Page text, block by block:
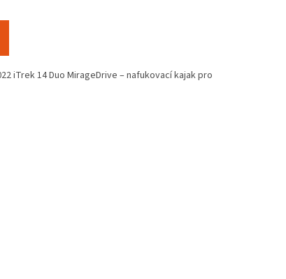
iTrek 14 Duo MirageDrive – nafukovací kajak pro